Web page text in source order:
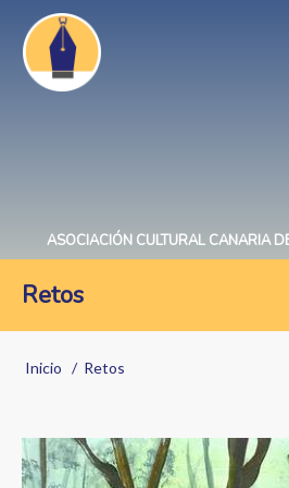
Pasar
contenido
principal
ASOCIACIÓN CULTURAL CANARIA
Retos
Sobrescribir
de
ayuda
Inicio Retos
Image